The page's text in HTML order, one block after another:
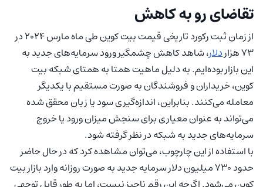
تقاضای رو به کاهش
از زمان ثبت رکورد تاریخی قیمت بیت کوین طی ماه مارس 2024 در
73 هزار
دلار، شاهد کاهش چشمگیر ورود سرمایه‌های جدید به
این بازار بوده‌ایم. به دلیل ماهیت همتا به همتای شبکه بیت
کوین، خریداران و فروشندگان به صورت مستقیم با یکدیگر
معامله می‌کنند. بنابراین، اندازه‌گیری سود یا زیان محقق شده
می‌تواند به عنوان معیاری برای سنجش میزان ورود یا خروج
سرمایه‌های جدید به شبکه در نظر گرفته شود.
با استفاده از این چارچوب، می‌توان مشاهده کرد که در حال حاضر
حدود 730 میلیون دلار سرمایه جدید به صورت روزانه وارد بازار بیت